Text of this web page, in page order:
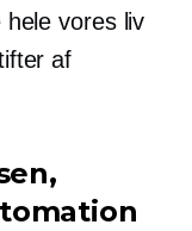
vores liv
af